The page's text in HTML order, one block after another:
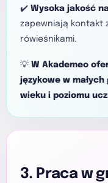
✔️ Wysoka jakość
zapewniają kontakt
rówieśnikami.
💡 W Akademeo
językowe w
wieku i poziomu
3. Praca w